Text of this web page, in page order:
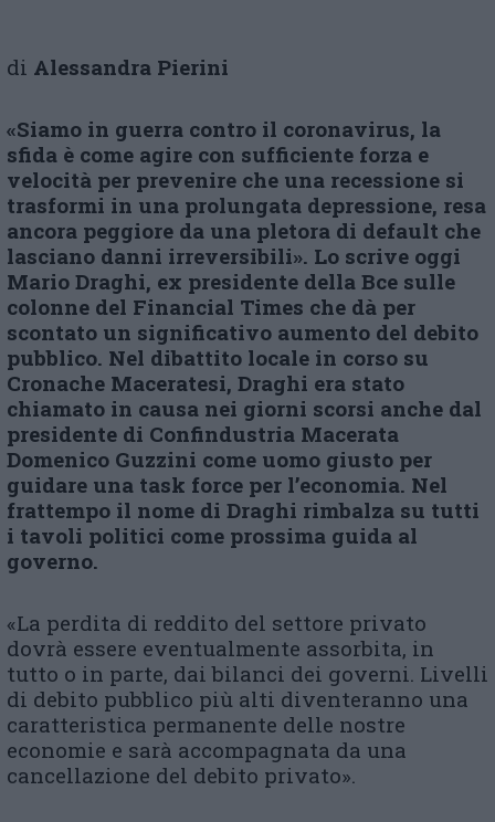
di Alessandra Pierini
«Siamo in guerra contro il coronavirus, la
sfida è come agire con sufficiente forza e
velocità per prevenire che una recessione si
trasformi in una prolungata depressione, resa
ancora peggiore da una pletora di default che
lasciano danni irreversibili». Lo scrive oggi
Mario Draghi, ex presidente della Bce sulle
colonne del Financial Times che dà per
scontato un significativo aumento del debito
pubblico. Nel dibattito locale in corso su
Cronache Maceratesi, Draghi era stato
chiamato in causa nei giorni scorsi anche dal
presidente di Confindustria Macerata
Domenico Guzzini come uomo giusto per
guidare una task force per l’economia. Nel
frattempo il nome di Draghi rimbalza su tutti
i tavoli politici come prossima guida al
governo.
«La perdita di reddito del settore privato
dovrà essere eventualmente assorbita, in
tutto o in parte, dai bilanci dei governi. Livelli
di debito pubblico più alti diventeranno una
caratteristica permanente delle nostre
economie e sarà accompagnata da una
cancellazione del debito privato».